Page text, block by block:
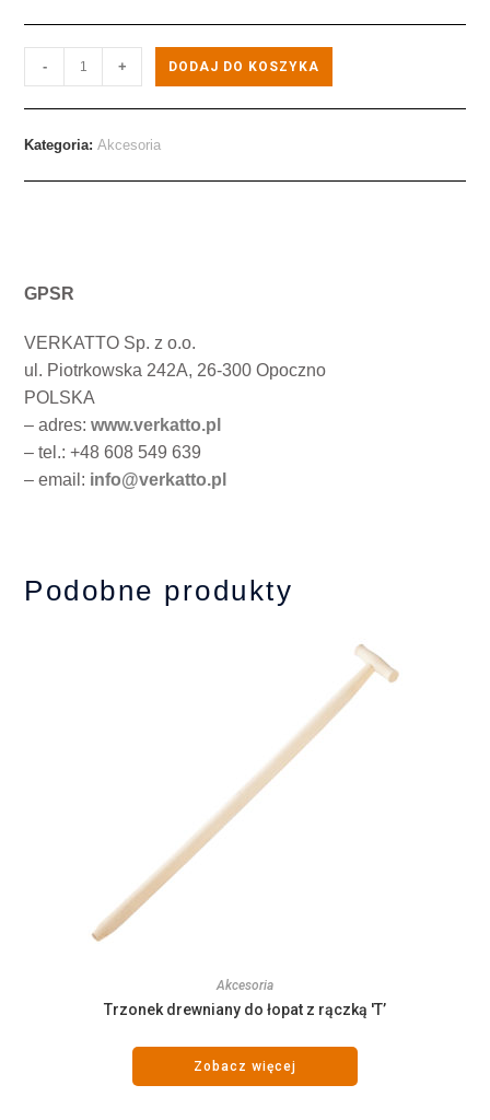
- + DODAJ DO KOSZYKA
Kategoria:Akcesoria
GPSR
VERKATTO Sp. z o.o.
ul. Piotrkowska 242A, 26-300 Opoczno
POLSKA
– adres:www.verkatto.pl
– tel.: +48 608 549 639
– email: info@verkatto.pl
Podobne produkty
Akcesoria
Trzonek drewniany do łopat z rączką 'T’
Zobacz więcej